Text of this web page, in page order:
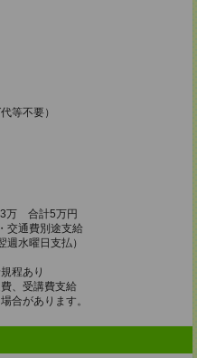
等不要）
万 合計5万円
通費別途支給
水曜日支払）
程あり
、受講費支給
があります。